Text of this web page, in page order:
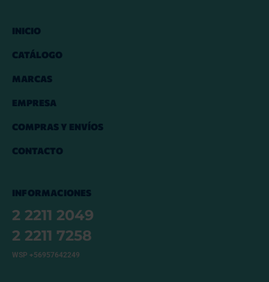
INICIO
CATÁLOGO
MARCAS
EMPRESA
COMPRAS Y ENVÍOS
CONTACTO
INFORMACIONES
2 2211 2049
2 2211 7258
WSP +56957642249